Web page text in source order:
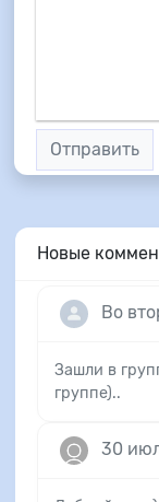
Отправить
Новые
Во
Зашли в
группе)..
30